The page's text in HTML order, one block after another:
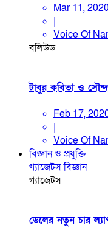
Mar 11, 2020
|
Voice Of
বলিউড
টাবুর কবিতা ও
Feb 17,
|
Voice Of
বিজ্ঞান ও প্রযুক্তি
গ্যাজেটসবিজ্ঞান
গ্যাজেটস
ডেলের নতুন চার